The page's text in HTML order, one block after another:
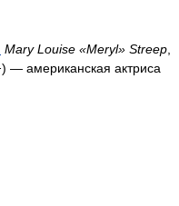
Mary Louise «Meryl» Streep
) — американская актриса